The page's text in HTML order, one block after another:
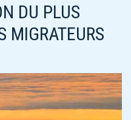
DU PLUS
MIGRATEURS